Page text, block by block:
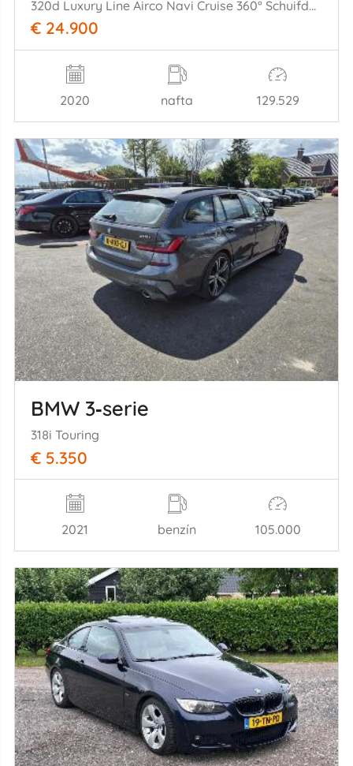
320d Luxury Line Airco Navi Cruise 360° Schuifdak LED 140KW Euro 6
€ 24.900
2020 nafta 129.529
BMW 3‑serie
318i Touring
€ 5.350
2021 benzín 105.000